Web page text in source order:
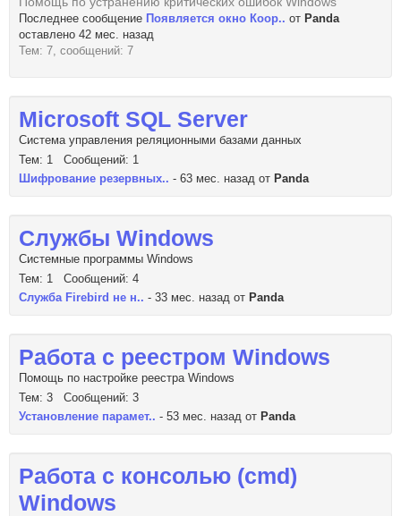
Последнее сообщение Появляется окно Коор.. от Panda
оставлено 42 мес. назад
Тем: 7, сообщений: 7
Microsoft SQL Server
Система управления реляционными базами данных
Тем: 1 Сообщений: 1
Шифрование резервных.. - 63 мес. назад от Panda
Службы Windows
Системные программы Windows
Тем: 1 Сообщений: 4
Служба Firebird не н.. - 33 мес. назад от Panda
Работа с реестром Windows
Помощь по настройке реестра Windows
Тем: 3 Сообщений: 3
Установление парамет.. - 53 мес. назад от Panda
Работа с консолью (cmd)
Windows